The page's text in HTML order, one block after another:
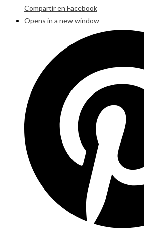
Compartir en Facebook
Opens in a new window